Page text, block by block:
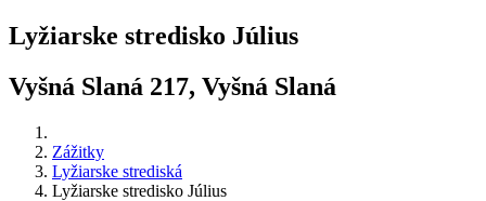
Lyžiarske stredisko Július
Vyšná Slaná 217, Vyšná Slaná
Zážitky
Lyžiarske strediská
Lyžiarske stredisko Július